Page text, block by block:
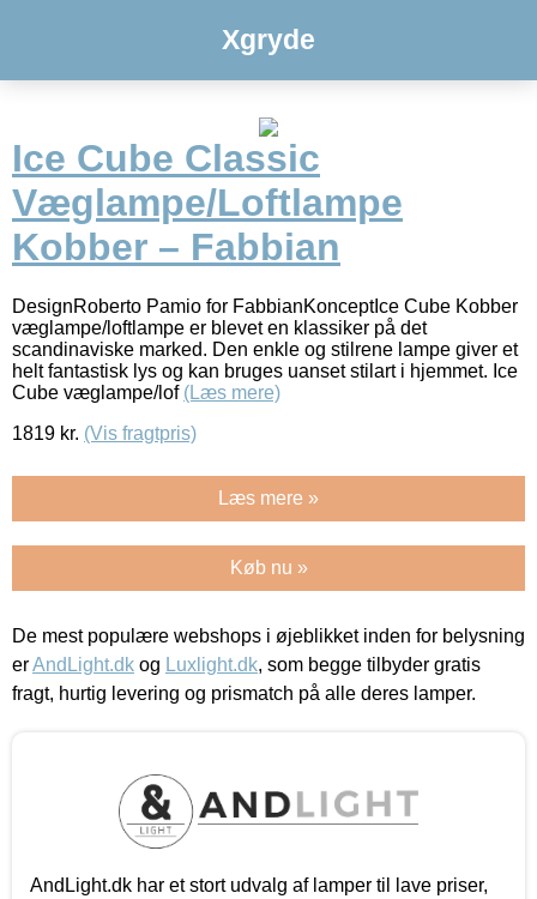
Xgryde
Ice Cube Classic
Væglampe/Loftlampe
Kobber – Fabbian
DesignRoberto Pamio for FabbianKonceptIce Cube Kobber
væglampe/loftlampe er blevet en klassiker på det
scandinaviske marked. Den enkle og stilrene lampe giver et
helt fantastisk lys og kan bruges uanset stilart i hjemmet. Ice
Cube væglampe/lof (Læs mere)
1819 kr. (Vis fragtpris)
Læs mere »
Køb nu »
De mest populære webshops i øjeblikket inden for belysning
erAndLight.dk og Luxlight.dk, som begge tilbyder gratis
fragt, hurtig levering og prismatch på alle deres lamper.
AndLight.dk har et stort udvalg af lamper til lave priser,